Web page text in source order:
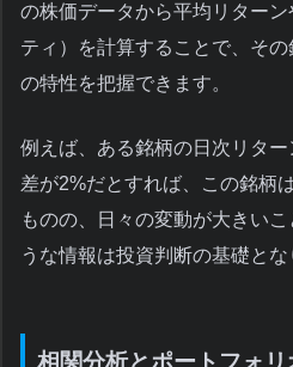
の株価データから平均リター
ティ）を計算することで、そ
の特性を把握できます。
例えば、ある銘柄の日次リタ
差が2%だとすれば、この銘柄
ものの、日々の変動が大きい
うな情報は投資判断の基礎とな
相関分析とポートフォリ